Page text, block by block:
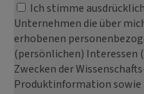
Ich stimme
Unternehmen die über
erhobenen
(persönlichen) Interessen
Zwecken der
Produktinformation sowie